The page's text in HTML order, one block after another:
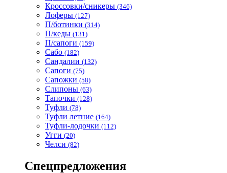
Кроссовки/сникеры (346)
Лоферы (127)
П/ботинки (314)
П/кеды (131)
П/сапоги (159)
Сабо (182)
Сандалии (132)
Сапоги (75)
Сапожки (58)
Слипоны (63)
Тапочки (128)
Туфли (78)
Туфли летние (164)
Туфли-лодочки (112)
Угги (20)
Челси (82)
Спецпредложения